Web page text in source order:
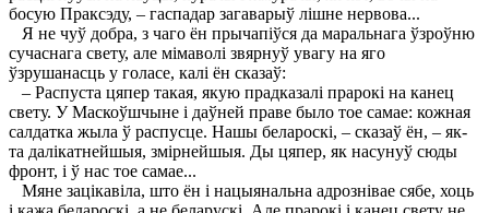
босую Праксэду, – гаспадар загаварыў лішне нервова...
Я не чуў добра, з чаго ён прычапіўся да маральнага ўзроўню
сучаснага свету, але мімаволі звярнуў увагу на яго
ўзрушанасць у голасе, калі ён сказаў:
– Распуста цяпер такая, якую прадказалі прарокі на канец
свету. У Маскоўшчыне і даўней праве было тое самае: кожная
салдатка жыла ў распусце. Нашы белароскі, – сказаў ён, – як-
та далікатнейшыя, змірнейшыя. Ды цяпер, як насунуў сюды
фронт, і ў нас тое самае...
Мяне зацікавіла, што ён і нацыянальна адрознівае сябе, хоць